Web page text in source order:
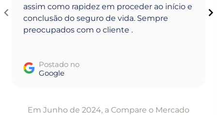
assim como rapidez em proceder ao início e
conclusão do seguro de vida. Sempre
preocupados com o cliente .
Postado no
Google
Em Junho de 2024, a Compare o Mercado